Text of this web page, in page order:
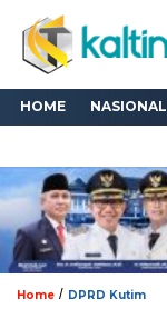
HOME NASIONAL
Home / DPRD Kutim